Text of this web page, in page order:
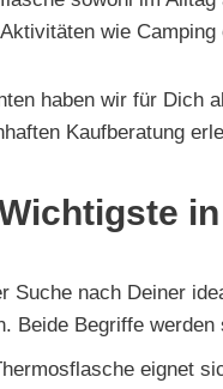
wie
haben wir für Dich
Kaufberatung
Suche nach Deiner
Beide Begriffe werden
eignet